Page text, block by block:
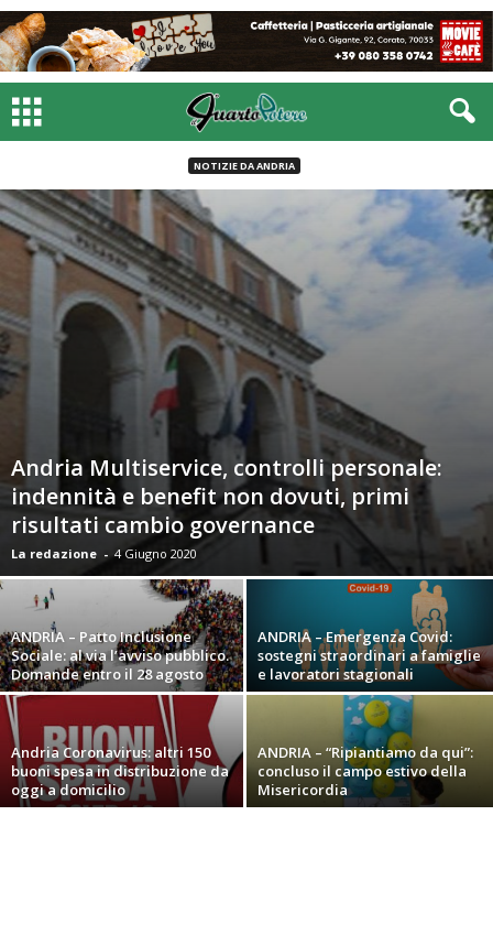
NOTIZIE DA ANDRIA
Andria Multiservice, controlli personale:
indennità e benefit non dovuti, primi
risultati cambio governance
La redazione - 4 Giugno 2020
ANDRIA – Patto Inclusione
Sociale: al via l’avviso pubblico.
Domande entro il 28 agosto
ANDRIA – Emergenza Covid:
sostegni straordinari a famiglie
e lavoratori stagionali
Andria Coronavirus: altri 150
buoni spesa in distribuzione da
oggi a domicilio
ANDRIA – “Ripiantiamo da qui”:
concluso il campo estivo della
Misericordia